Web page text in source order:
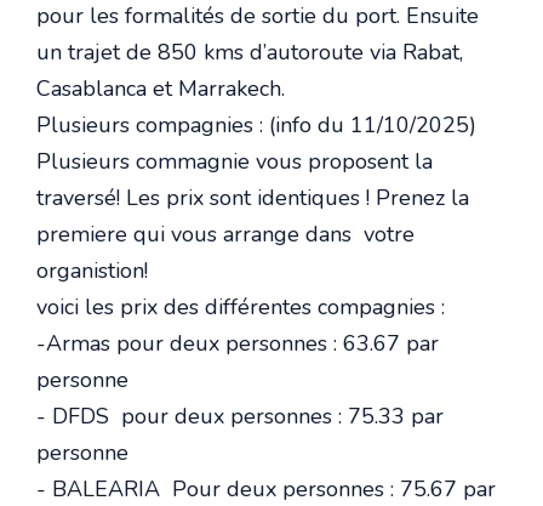
pour les formalités de sortie du port. Ensuite
un trajet de 850 kms d’autoroute via Rabat,
Casablanca et Marrakech.
Plusieurs compagnies : (info du 11/10/2025)
Plusieurs commagnie vous proposent la
traversé! Les prix sont identiques ! Prenez la
premiere qui vous arrange dans votre
organistion!
voici les prix des différentes compagnies :
-Armas pour deux personnes : 63.67 par
personne
- DFDS pour deux personnes : 75.33 par
personne
- BALEARIA Pour deux personnes : 75.67 par